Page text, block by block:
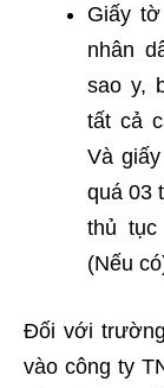
Giấy
nhân
sao y,
tất cả
Và
quá 03
thủ tục
(Nếu
Đối với
vào công ty